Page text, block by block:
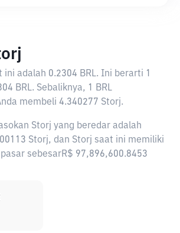
ini adalah 0.2304 BRL. Ini berarti 1
BRL. Sebaliknya, 1 BRL
membeli 4.340277 Storj.
Storj yang beredar adalah
Storj, dan Storj saat ini memiliki
sebesarR$ 97,896,600.8453